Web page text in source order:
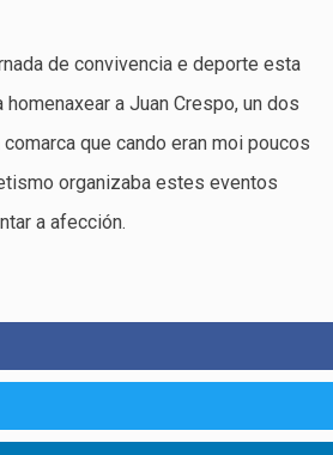
de convivencia e deporte esta
a Juan Crespo, un dos
que cando eran moi poucos
organizaba estes eventos
a afección.